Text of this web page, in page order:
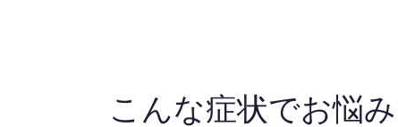
こんな症状でお悩